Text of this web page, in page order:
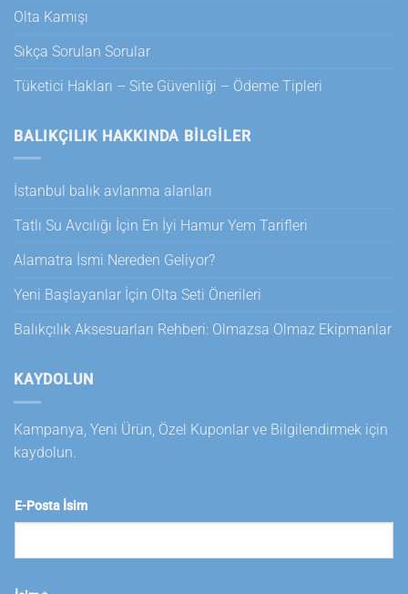
Olta Kamışı
Sıkça Sorulan Sorular
Tüketici Hakları – Site Güvenliği – Ödeme Tipleri
BALIKÇILIK HAKKINDA BILGILER
İstanbul balık avlanma alanları
Tatlı Su Avcılığı İçin En İyi Hamur Yem Tarifleri
Alamatra İsmi Nereden Geliyor?
Yeni Başlayanlar İçin Olta Seti Önerileri
Balıkçılık Aksesuarları Rehberi: Olmazsa Olmaz Ekipmanlar
KAYDOLUN
Kampanya, Yeni Ürün, Özel Kuponlar ve Bilgilendirmek için
kaydolun.
E-Posta İsim